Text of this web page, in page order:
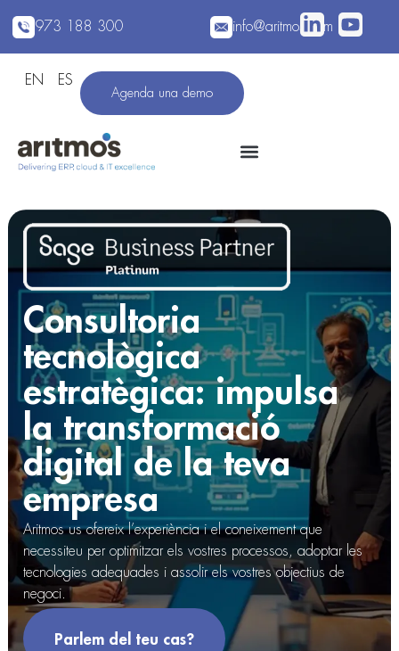
973 188 300 info@aritmos.com
EN ES
Agenda una demo
Consultoria
tecnològica
estratègica: impulsa
la transformació
digital de la teva
empresa
Aritmos us ofereix l’experiència i el coneixement que
necessiteu per optimitzar els vostres processos, adoptar les
tecnologies adequades i assolir els vostres objectius de
negoci.
Parlem del teu cas?